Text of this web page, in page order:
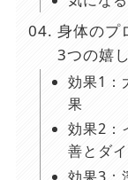
身体のプ
3つの嬉
効果1：
果
効果2：
善とダ
効果3：